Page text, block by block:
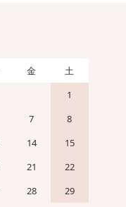
金
土
1
7
8
14
15
21
22
28
29